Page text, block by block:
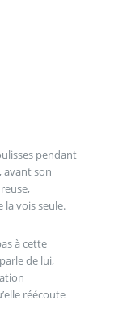
pendant
avant son
la vois seule.
à cette
de lui,
réécoute